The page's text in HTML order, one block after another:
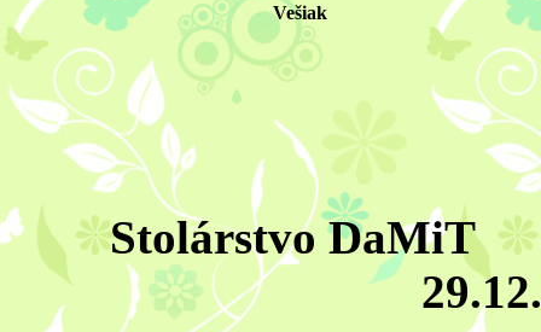
Vešiak
Stolárstvo